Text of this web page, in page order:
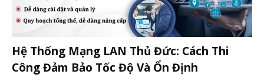
Hệ Thống Mạng LAN Thủ Đức: Cách Thi
Công Đảm Bảo Tốc Độ Và Ổn Định